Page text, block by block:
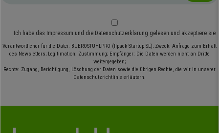
Ich habe das Impressum und die Datenschutzerklärung gelesen und akzeptiere sie
Verantwortlicher für die Datei: BUEROSTUHLPRO (Ilpack Startup SL); Zweck: Anfrage zum Erhalt
des Newsletters; Legitimation: Zustimmung; Empfänger: Die Daten werden nicht an Dritte
weitergegeben;
Rechte: Zugang, Berichtigung, Löschung der Daten sowie die übrigen Rechte, die wir in unserer
Datenschutzrichtlinie erläutern.